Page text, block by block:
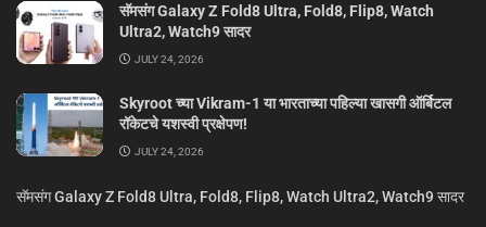
सॅमसंग Galaxy Z Fold8 Ultra, Fold8, Flip8, Watch
Ultra2, Watch9 सादर
JULY 24, 2026
Skyroot च्या Vikram-1 या भारताच्या पहिल्या खासगी ऑर्बिटल
रॉकेटचे यशस्वी प्रक्षेपण!
JULY 24, 2026
सॅमसंग Galaxy Z Fold8 Ultra, Fold8, Flip8, Watch Ultra2, Watch9 सादर